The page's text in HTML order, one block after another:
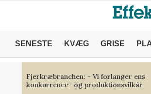
SENESTE KVÆG GRISE
Fjerkræbranchen: - Vi forlanger ens
konkurrence- og produktionsvilkår